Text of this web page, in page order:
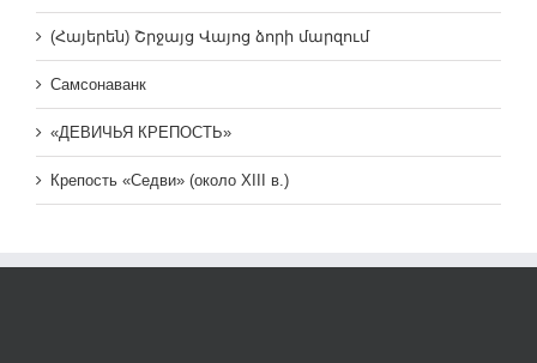
(Հայերեն) Շրջայց Վայոց ձորի մարզում
Самсонаванк
«ДЕВИЧЬЯ КРЕПОСТЬ»
Крепость «Седви» (около XIII в.)